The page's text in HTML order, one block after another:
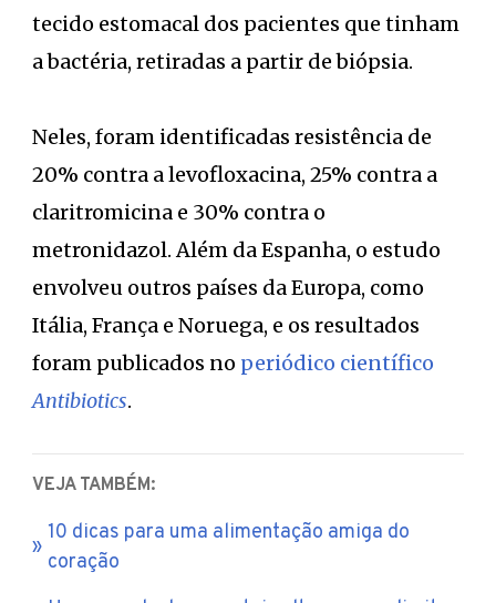
tecido estomacal dos pacientes que tinham
a bactéria, retiradas a partir de biópsia.
Neles, foram identificadas resistência de
20% contra a levofloxacina, 25% contra a
claritromicina e 30% contra o
metronidazol. Além da Espanha, o estudo
envolveu outros países da Europa, como
Itália, França e Noruega, e os resultados
foram publicados no periódico científico
Antibiotics.
VEJA TAMBÉM:
10 dicas para uma alimentação amiga do
coração